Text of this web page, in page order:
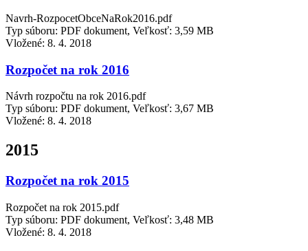
Navrh-RozpocetObceNaRok2016.pdf
Typ súboru: PDF dokument, Veľkosť: 3,59 MB
Vložené: 8. 4. 2018
Rozpočet na rok 2016
Návrh rozpočtu na rok 2016.pdf
Typ súboru: PDF dokument, Veľkosť: 3,67 MB
Vložené: 8. 4. 2018
2015
Rozpočet na rok 2015
Rozpočet na rok 2015.pdf
Typ súboru: PDF dokument, Veľkosť: 3,48 MB
Vložené: 8. 4. 2018